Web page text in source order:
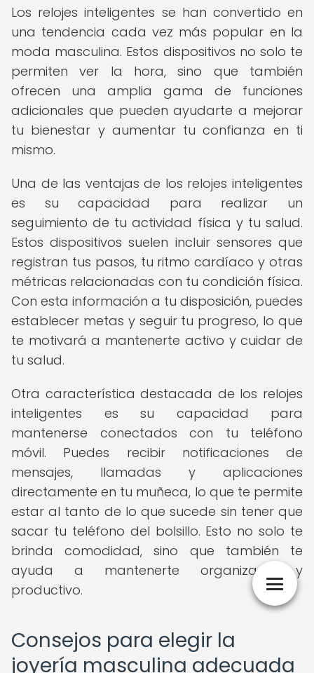
Los relojes inteligentes se han convertido en
una tendencia cada vez más popular en la
moda masculina. Estos dispositivos no solo te
permiten ver la hora, sino que también
ofrecen una amplia gama de funciones
adicionales que pueden ayudarte a mejorar
tu bienestar y aumentar tu confianza en ti
mismo.
Una de las ventajas de los relojes inteligentes
es su capacidad para realizar un
seguimiento de tu actividad física y tu salud.
Estos dispositivos suelen incluir sensores que
registran tus pasos, tu ritmo cardíaco y otras
métricas relacionadas con tu condición física.
Con esta información a tu disposición, puedes
establecer metas y seguir tu progreso, lo que
te motivará a mantenerte activo y cuidar de
tu salud.
Otra característica destacada de los relojes
inteligentes es su capacidad para
mantenerse conectados con tu teléfono
móvil. Puedes recibir notificaciones de
mensajes, llamadas y aplicaciones
directamente en tu muñeca, lo que te permite
estar al tanto de lo que sucede sin tener que
sacar tu teléfono del bolsillo. Esto no solo te
brinda comodidad, sino que también te
ayuda a mantenerte organizado y
productivo.
Consejos para elegir la
joyería masculina adecuada